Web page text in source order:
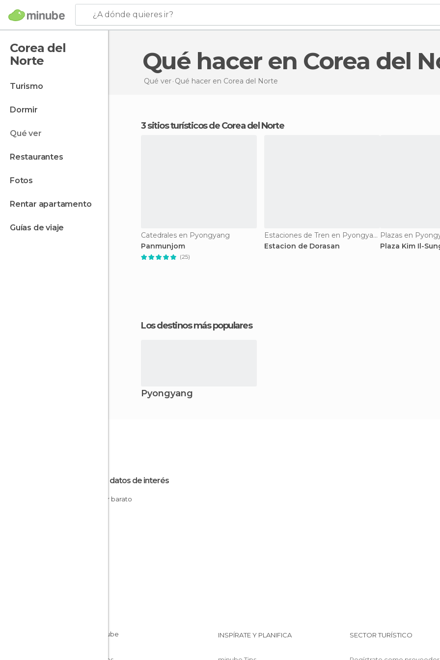
¿A dónde quieres ir?
Corea del
Norte
turismo
dormir
qué ver
restaurantes
fotos
rentar apartamento
guías de viaje
Qué hacer en Corea del
Qué ver Qué hacer en Corea del Norte
3 sitios turísticos de Corea del Norte
Catedrales en Pyongyang
Panmunjom
(25)
Estaciones de Tren en Pyongyang
Estacion de Dorasan
Plazas en
Plaza Kim Il-
Los destinos más populares
Pyongyang
Otros datos de interés
Dormir barato
INSPÍRATE Y PLANIFICA SECTOR TURÍSTICO